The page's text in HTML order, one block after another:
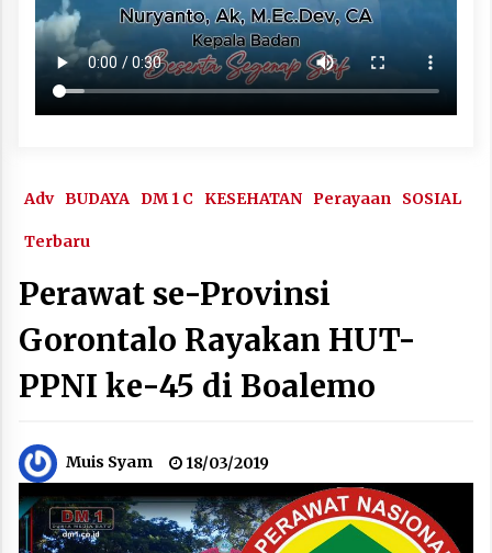
Adv BUDAYA DM 1 C KESEHATAN Perayaan SOSIAL
Terbaru
Perawat se-Provinsi
Gorontalo Rayakan HUT-
PPNI ke-45 di Boalemo
Muis Syam 18/03/2019